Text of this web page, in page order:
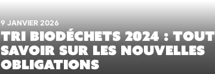
9 JANVIER 2026
TRI BIODÉCHETS 2024 : TOUT
SAVOIR SUR LES NOUVELLES
OBLIGATIONS